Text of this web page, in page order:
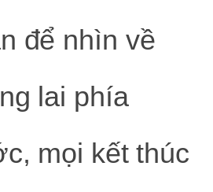
để nhìn về
lai phía
mọi kết thúc